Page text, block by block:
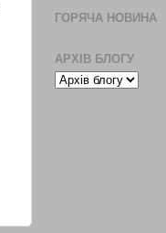
ГОРЯЧА НОВИНА
АРХІВ БЛОГУ